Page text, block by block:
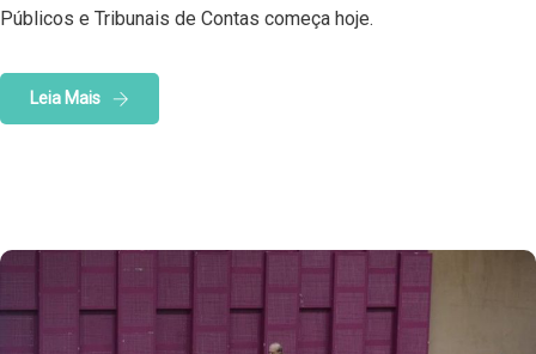
Públicos e Tribunais de Contas começa hoje.
Leia Mais